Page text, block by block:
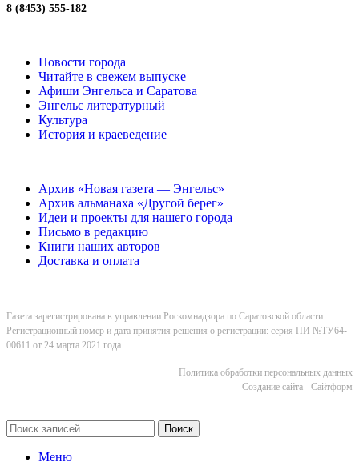
8 (8453) 555-182
Новости города
Читайте в свежем выпуске
Афиши Энгельса и Саратова
Энгельс литературный
Культура
История и краеведение
Архив «Новая газета — Энгельс»
Архив альманаха «Другой берег»
Идеи и проекты для нашего города
Письмо в редакцию
Книги наших авторов
Доставка и оплата
Газета зарегистрирована в управлении Роскомнадзора по Саратовской области
Регистрационный номер и дата принятия решения о регистрации: серия ПИ №ТУ64-
00611 от 24 марта 2021 года
Политика обработки персональных данных
Cоздание сайта - Сайтформ
Поиск
Меню